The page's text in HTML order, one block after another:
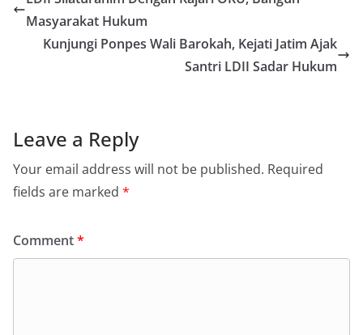
Masyarakat Hukum
Kunjungi Ponpes Wali Barokah, Kejati Jatim Ajak
Santri LDII Sadar Hukum
Leave a Reply
Your email address will not be published. Required
fields are marked *
Comment*